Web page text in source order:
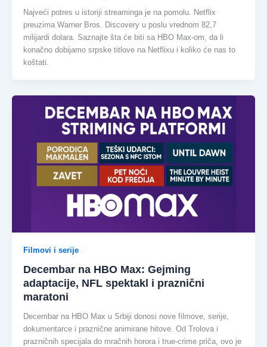
Najveći potres u istoriji streaminga je na pomolu. Netflix
preuzima Warner Bros. Discovery u poslu vrednom 82,7
milijardi dolara. Saznajte šta će biti sa HBO Max-om, da li
konačno dobijamo srpske titlove na Netflixu i koliko će nas to
koštati.
Filmovi i serije
Decembar na HBO Max: Gejming
adaptacije, NFL spektakl i praznični
maratoni
Decembar na HBO Max u Srbiji donosi nove filmove, serije,
dokumentarce i praznične animirane hitove. Od Trolova i
prazničnih specijala do mračnih horora i true-crime priča, ovo je